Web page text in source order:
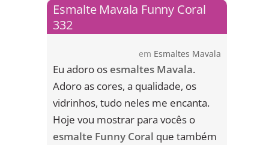
Esmalte Mavala Funny Coral
332
em Esmaltes Mavala
Eu adoro os esmaltes Mavala.
Adoro as cores, a qualidade, os
vidrinhos, tudo neles me encanta.
Hoje vou mostrar para vocês o
esmalte Funny Coral que também